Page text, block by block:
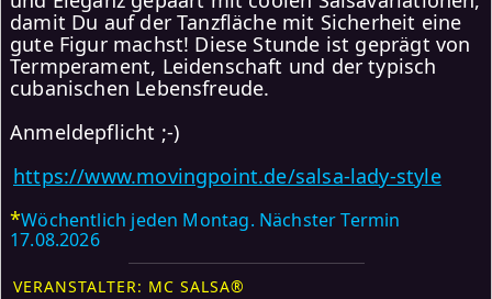
damit Du auf der Tanzfläche mit Sicherheit eine
gute Figur machst! Diese Stunde ist geprägt von
Termperament, Leidenschaft und der typisch
cubanischen Lebensfreude.
Anmeldepflicht ;-)
https://www.movingpoint.de/salsa-lady-style
*Wöchentlich jeden Montag. Nächster Termin
17.08.2026
VERANSTALTER: MC SALSA®